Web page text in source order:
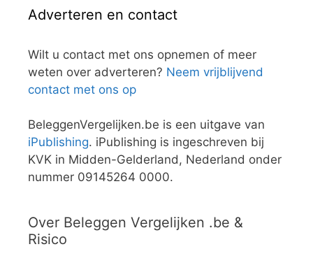
Adverteren en contact
Wilt u contact met ons opnemen of meer
weten over adverteren? Neem vrijblijvend
contact met ons op
BeleggenVergelijken.be is een uitgave van
iPublishing. iPublishing is ingeschreven bij
KVK in Midden-Gelderland, Nederland onder
nummer 09145264 0000.
Over Beleggen Vergelijken .be &
Risico